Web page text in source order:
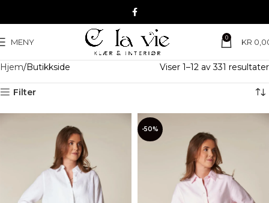
MENY 0 KR
Hjem Butikkside Viser 1–12 av 331 resultater
Filter
-50%